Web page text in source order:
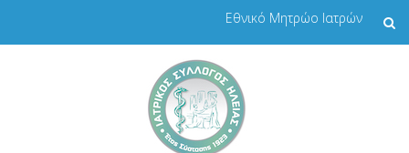
Εθνικό Μητρώο Ιατρών